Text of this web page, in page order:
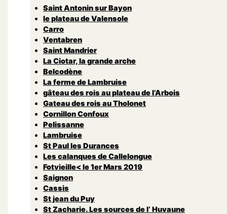
Saint Antonin sur Bayon
le plateau de Valensole
Carro
Ventabren
Saint Mandrier
La Ciotar, la grande arche
Belcodène
La ferme de Lambruise
gâteau des rois au plateau de l’Arbois
Gateau des rois au Tholonet
Cornillon Confoux
Pelissanne
Lambruise
St Paul les Durances
Les calanques de Callelongue
Fotvieille< le 1er Mars 2019
Saignon
Cassis
St jean du Puy
St Zacharie. Les sources de l’ Huvaune